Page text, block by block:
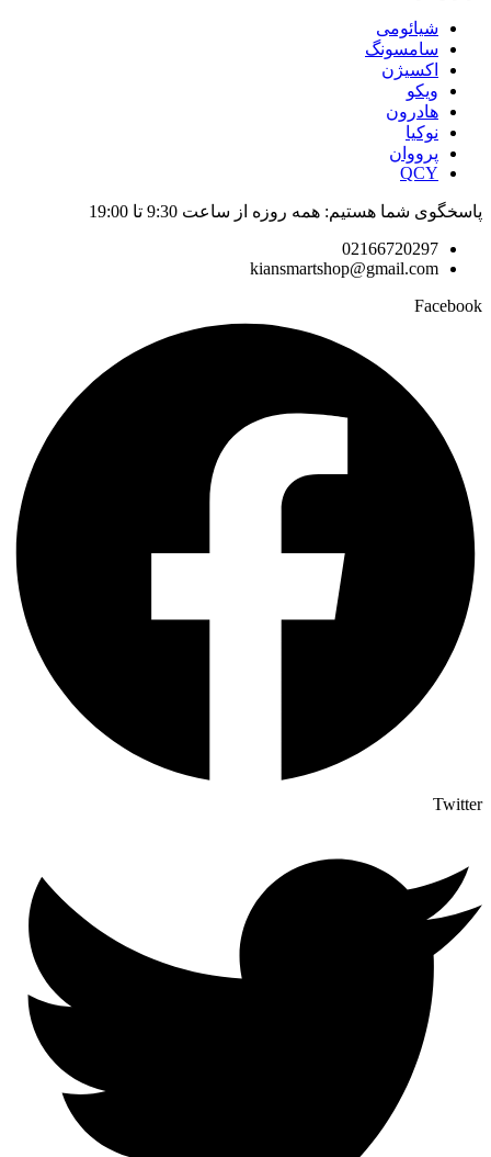
شیائومی
سامسونگ
اکسیژن
ویکو
هادرون
نوکیا
پرووان
QCY
پاسخگوی شما هستیم: همه روزه از ساعت 9:30 تا 19:00
02166720297
kiansmartshop@gmail.com
Facebook
Twitter